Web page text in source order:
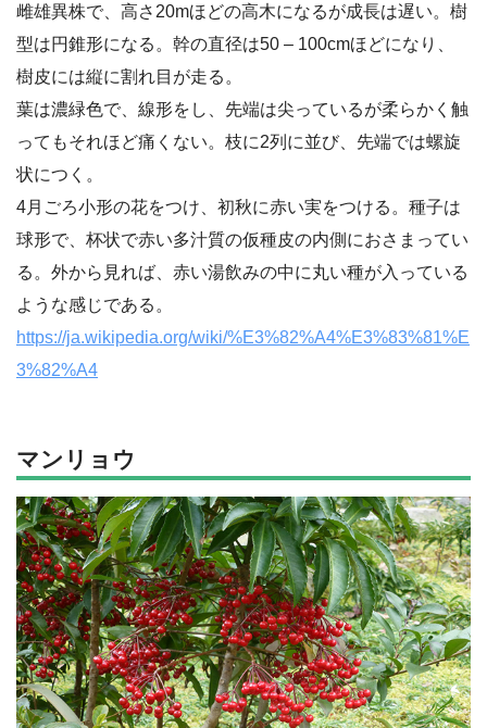
雌雄異株で、高さ20mほどの高木になるが成長は遅い。樹
型は円錐形になる。幹の直径は50 – 100cmほどになり、
樹皮には縦に割れ目が走る。
葉は濃緑色で、線形をし、先端は尖っているが柔らかく触
ってもそれほど痛くない。枝に2列に並び、先端では螺旋
状につく。
4月ごろ小形の花をつけ、初秋に赤い実をつける。種子は
球形で、杯状で赤い多汁質の仮種皮の内側におさまってい
る。外から見れば、赤い湯飲みの中に丸い種が入っている
ような感じである。
https://ja.wikipedia.org/wiki/%E3%82%A4%E3%83%81%E
3%82%A4
マンリョウ